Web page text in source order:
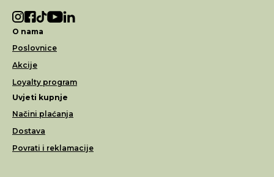
O nama
Poslovnice
Akcije
Loyalty program
Uvjeti kupnje
Načini plaćanja
Dostava
Povrati i reklamacije